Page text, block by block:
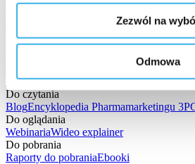
Zezwól na
Odmowa
Wsparcie wizyt aptecznychMerytoryczne
Przegląd – Centrum wiedzy
Do czytania
BlogEncyklopedia Pharmamarketingu
Do oglądania
WebinariaWideo explainer
Do pobrania
Raporty do pobraniaEbooki